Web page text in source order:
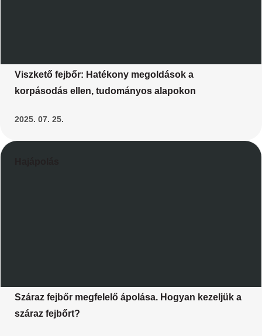
Viszkető fejbőr: Hatékony megoldások a
korpásodás ellen, tudományos alapokon
2025. 07. 25.
Száraz fejbőr megfelelő ápolása. Hogyan kezeljük a
száraz fejbőrt?